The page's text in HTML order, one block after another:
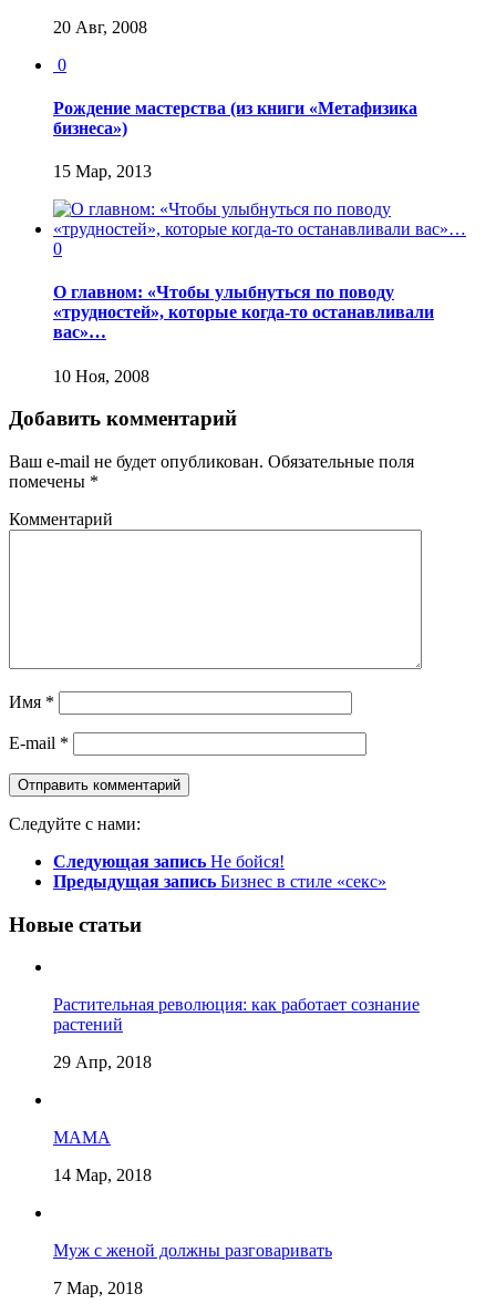
20 Авг, 2008
0
Рождение мастерства (из книги «Метафизика
бизнеса»)
15 Мар, 2013
0
О главном: «Чтобы улыбнуться по поводу
«трудностей», которые когда-то останавливали
вас»…
10 Ноя, 2008
Добавить комментарий
Ваш e-mail не будет опубликован. Обязательные поля
помечены *
Комментарий
Имя *
E-mail *
Следуйте с нами:
Следующая запись Не бойся!
Предыдущая запись Бизнес в стиле «секс»
Новые статьи
Растительная революция: как работает сознание
растений
29 Апр, 2018
МАМА
14 Мар, 2018
Муж с женой должны разговаривать
7 Мар, 2018